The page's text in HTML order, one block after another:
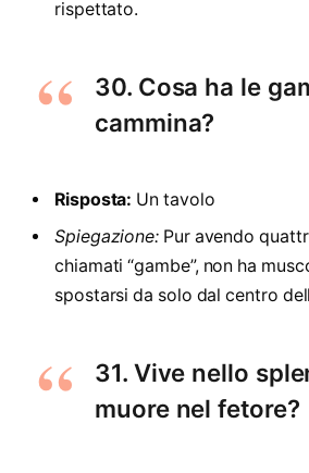
rispettato.
30. Cosa ha le
cammina?
Risposta: Un tavolo
Spiegazione: Pur avendo
chiamati “gambe”, non ha
spostarsi da solo dal centro
31. Vive nello
muore nel fetore?